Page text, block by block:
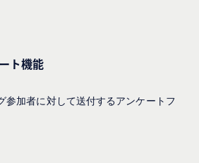
ト機能
参加者に対して送付するアンケートフ